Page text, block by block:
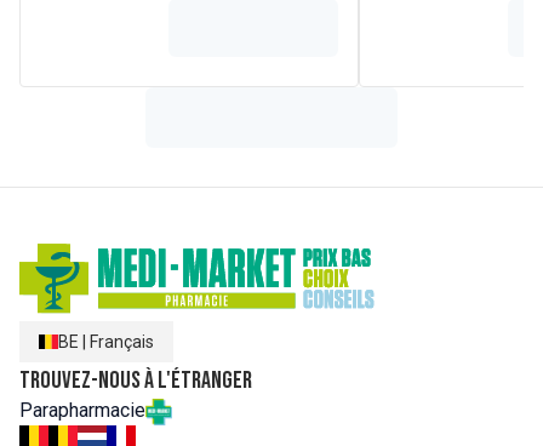
BE Français
Trouvez-nous à l'étranger
Parapharmacie